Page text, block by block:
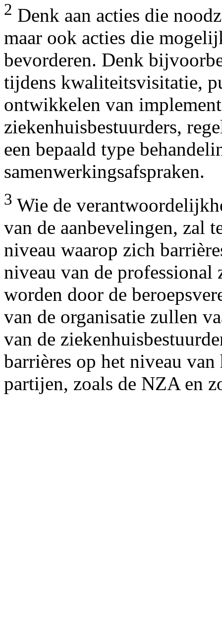
2 Denk aan acties die
maar ook acties die
bevorderen. Denk
tijdens kwaliteitsvisitatie,
ontwikkelen van
ziekenhuisbestuurders,
een bepaald type
samenwerkingsafspraken.
3 Wie de
van de aanbevelingen, zal
niveau waarop zich
niveau van de professional
worden door de
van de organisatie zullen
van de
barrières op het niveau
partijen, zoals de NZA en